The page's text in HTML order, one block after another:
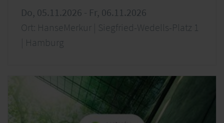
Do, 05.11.2026 - Fr, 06.11.2026
Ort: HanseMerkur | Siegfried-Wedells-Platz 1
| Hamburg